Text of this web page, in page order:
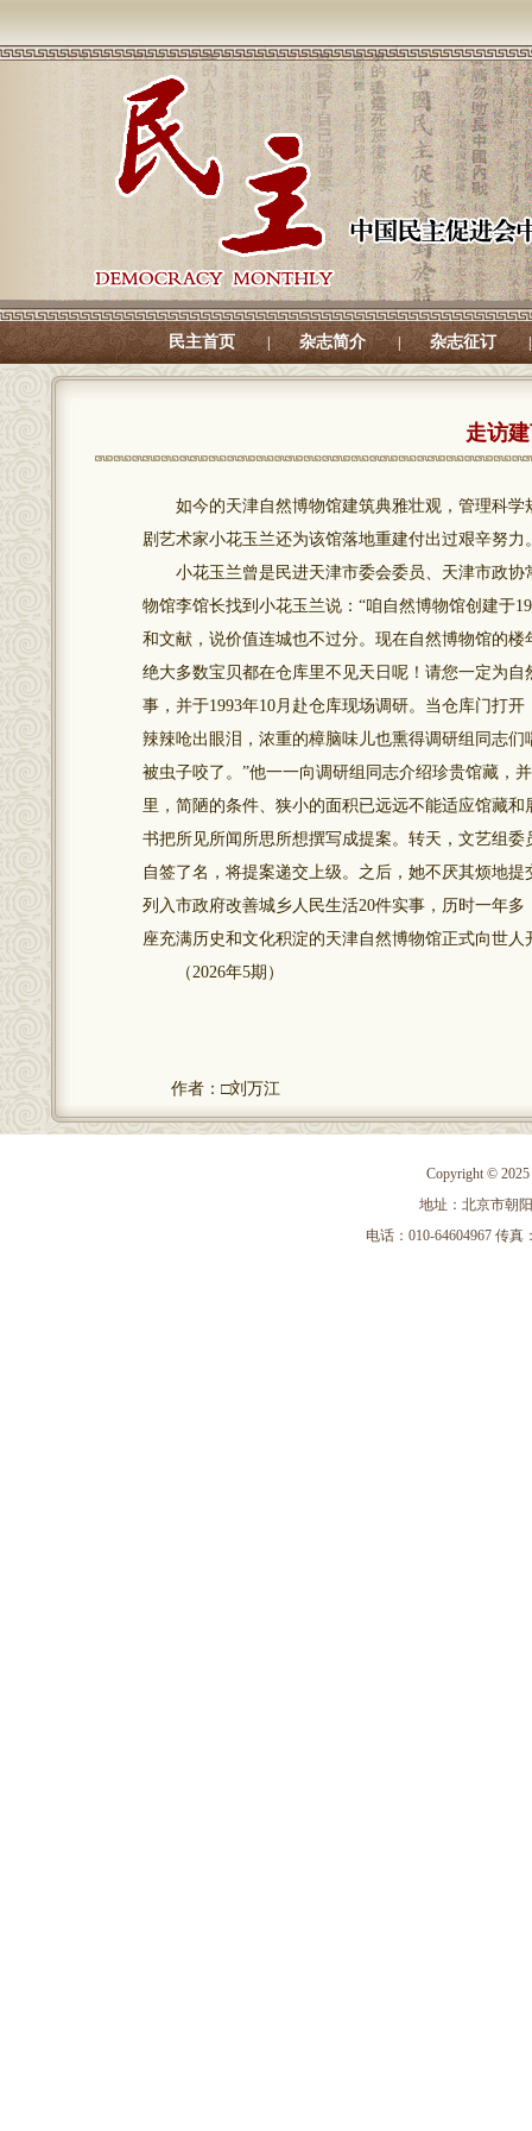
民主首页 | 杂志简介 | 杂志征订 |
走访
如今的天津自然博物馆建筑典雅壮观，管理科学
剧艺术家小花玉兰还为该馆落地重建付出过艰辛努力
小花玉兰曾是民进天津市委会委员、天津市政协
物馆李馆长找到小花玉兰说：“咱自然博物馆创建于
和文献，说价值连城也不过分。现在自然博物馆的
绝大多数宝贝都在仓库里不见天日呢！请您一定为
事，并于1993年10月赴仓库现场调研。当仓库门打
辣辣呛出眼泪，浓重的樟脑味儿也熏得调研组同志
被虫子咬了。”他一一向调研组同志介绍珍贵馆藏，
里，简陋的条件、狭小的面积已远远不能适应馆藏
书把所见所闻所思所想撰写成提案。转天，文艺组
自签了名，将提案递交上级。之后，她不厌其烦地
列入市政府改善城乡人民生活20件实事，历时一年
座充满历史和文化积淀的天津自然博物馆正式向世人
（2026年5期）
作者：□刘万江
Copyright ©
地址：北京市朝
电话：010-64604967 传真